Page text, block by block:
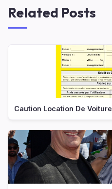
Related Posts
Caution Location De Voiture